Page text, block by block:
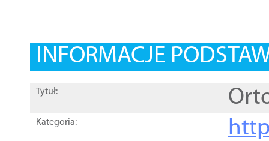
INFORMACJE
Tytuł:
Kategoria: